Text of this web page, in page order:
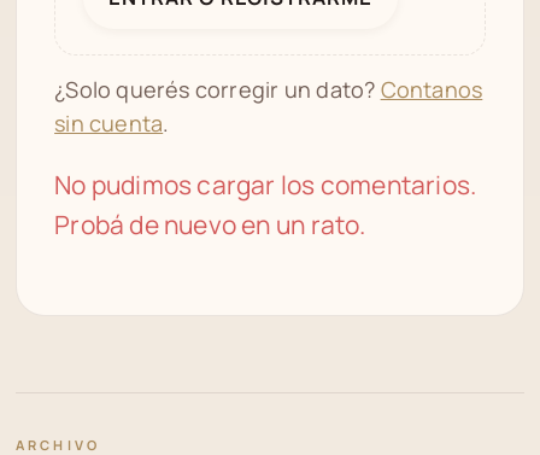
¿Solo querés corregir un dato? Contanos
sin cuenta.
No pudimos cargar los comentarios.
Probá de nuevo en un rato.
ARCHIVO